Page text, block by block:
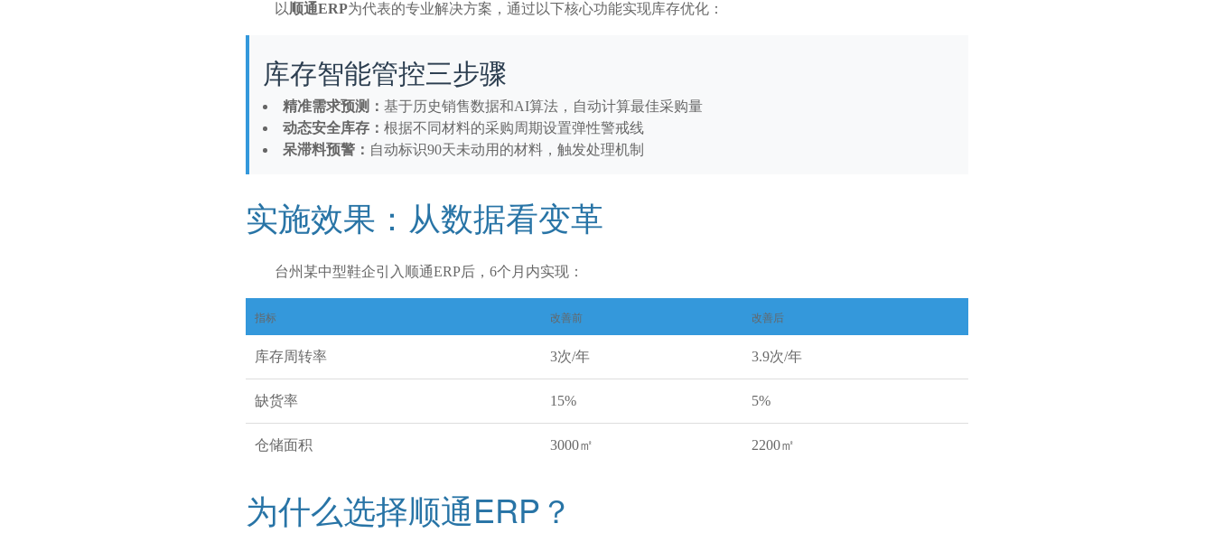
以顺通ERP为代表的专业解决方案，通过以下核心功能实现库存优化：
库存智能管控三步骤
精准需求预测： 基于历史销售数据和AI算法，自动计算最佳采购量
动态安全库存： 根据不同材料的采购周期设置弹性警戒线
呆滞料预警： 自动标识90天未动用的材料，触发处理机制
实施效果：从数据看变革
台州某中型鞋企引入顺通ERP后，6个月内实现：
指标 改善前 改善后
库存周转率 3次/年 3.9次/年
缺货率 15% 5%
仓储面积 3000㎡ 2200㎡
为什么选择顺通ERP？